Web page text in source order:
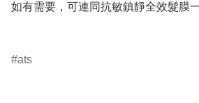
如有需要，可連同抗敏鎮靜全效髮膜
ats